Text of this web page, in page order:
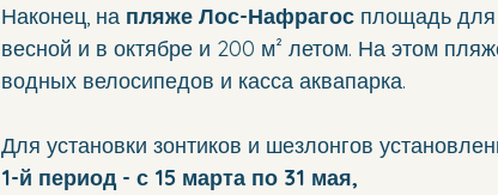
Наконец, на пляже Лос-Нафрагос площадь для
весной и в октябре и 200 м² летом. На этом
водных велосипедов и касса аквапарка.
Для установки зонтиков и шезлонгов
1-й период - с 15 марта по 31 мая,